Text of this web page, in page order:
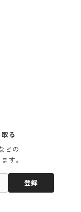
る
どの
す。
登録